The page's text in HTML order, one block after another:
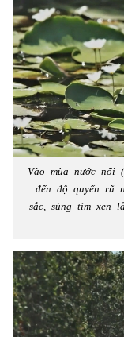
Vào mùa nước nổi
đến độ quyến rũ
sắc, súng tím xen